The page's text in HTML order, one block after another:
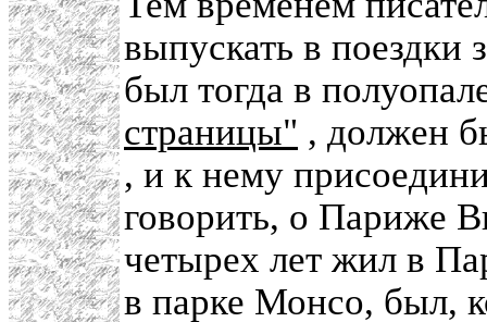
выпускать в поездки
был тогда в
страницы" , должен
, и к нему
говорить, о Париже
четырех лет жил в
в парке Монсо, был,